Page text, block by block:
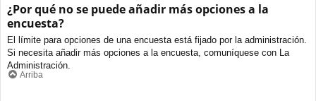
¿Por qué no se puede añadir más opciones a la
encuesta?
El límite para opciones de una encuesta está fijado por la administración.
Si necesita añadir más opciones a la encuesta, comuníquese con La
Administración.
Arriba